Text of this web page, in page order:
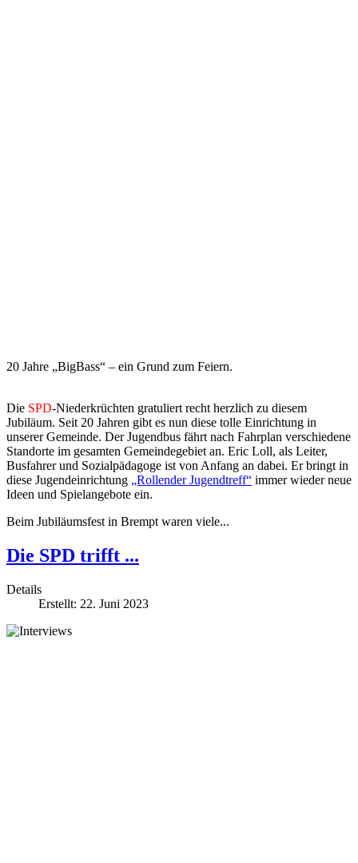
20 Jahre „BigBass“ – ein Grund zum Feiern.
Die SPD-Niederkrüchten gratuliert recht herzlich zu diesem
Jubiläum. Seit 20 Jahren gibt es nun diese tolle Einrichtung in
unserer Gemeinde. Der Jugendbus fährt nach Fahrplan verschiedene
Standorte im gesamten Gemeindegebiet an. Eric Loll, als Leiter,
Busfahrer und Sozialpädagoge ist von Anfang an dabei. Er bringt in
diese Jugendeinrichtung „Rollender Jugendtreff“ immer wieder neue
Ideen und Spielangebote ein.
Beim Jubiläumsfest in Brempt waren viele...
Die SPD trifft ...
Details
Erstellt: 22. Juni 2023